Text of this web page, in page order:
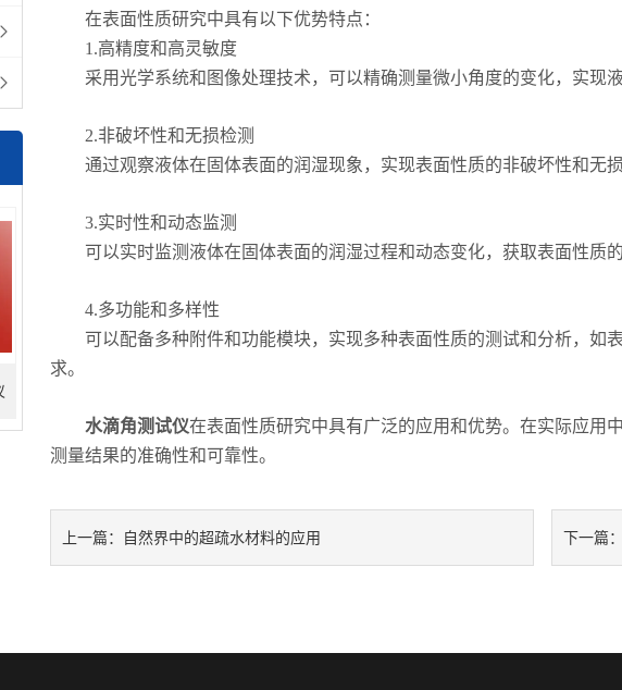
在表面性质研究中具有以下优势特点：
1.高精度和高灵敏度
采用光学系统和图像处理技术，可以精确测量微小角度的变化，实现液
2.非破坏性和无损检测
通过观察液体在固体表面的润湿现象，实现表面性质的非破坏性和无损
3.实时性和动态监测
可以实时监测液体在固体表面的润湿过程和动态变化，获取表面性质的
4.多功能和多样性
可以配备多种附件和功能模块，实现多种表面性质的测试和分析，如
求。
水滴角测试仪在表面性质研究中具有广泛的应用和优势。在实际应用
测量结果的准确性和可靠性。
上一篇： 自然界中的超疏水材料的应用 下一篇：